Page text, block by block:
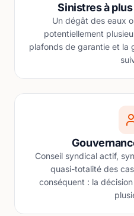
Sinistres à
Un dégât des eaux
potentiellement
plafonds de garantie et la
Conseil syndical actif,
quasi-totalité des
conséquent : la